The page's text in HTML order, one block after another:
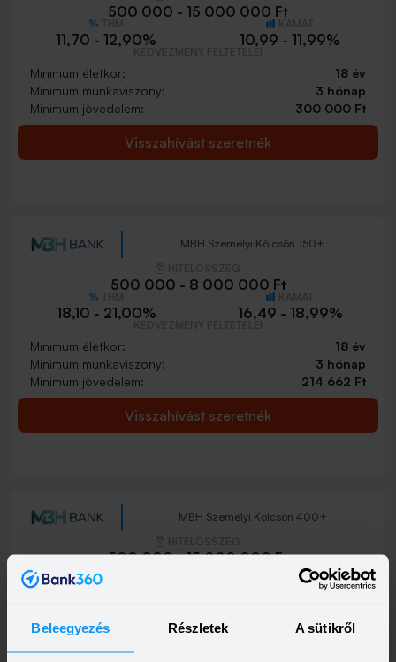
Beleegyezés Részletek A sütikről
500 000 - 15 000 000 Ft
11,70 - 12,90% 10,99 - 11,99%
Minimum életkor:
18 év
Minimum munkaviszony:
3 hónap
Minimum jövedelem:
300 000 Ft
Visszahívást szeretnék
MBH Személyi Kölcsön 150+
500 000 - 8 000 000 Ft
18,10 - 21,00% 16,49 - 18,99%
Minimum életkor:
18 év
Minimum munkaviszony:
3 hónap
Minimum jövedelem:
214 662 Ft
Visszahívást szeretnék
MBH Személyi Kölcsön 400+
500 000 - 15 000 000 Ft
10,00 - 19,80%
KAMAT
9,39 - 17,99%
Minimum életkor:
18 év
Minimum munkaviszony:
3 hónap
Minimum jövedelem: